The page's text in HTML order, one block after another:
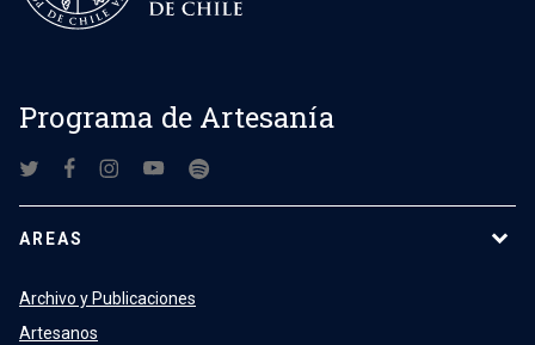
Programa de Artesanía
AREAS
Archivo y Publicaciones
Artesanos